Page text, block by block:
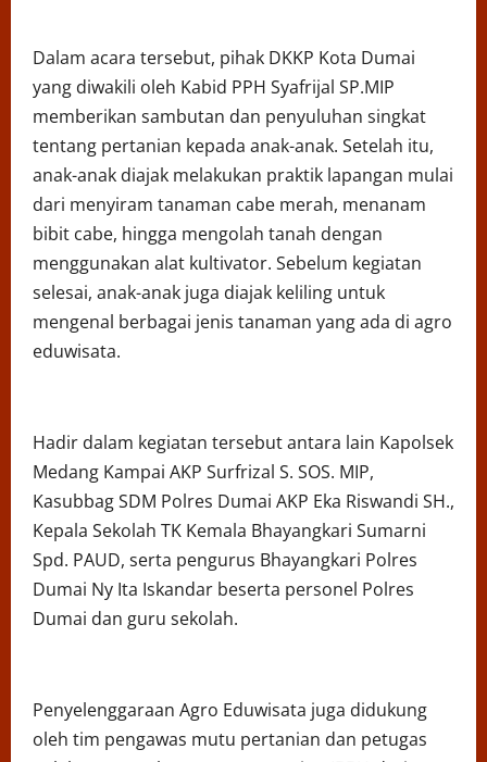
Dalam acara tersebut, pihak DKKP Kota Dumai
yang diwakili oleh Kabid PPH Syafrijal SP.MIP
memberikan sambutan dan penyuluhan singkat
tentang pertanian kepada anak-anak. Setelah itu,
anak-anak diajak melakukan praktik lapangan mulai
dari menyiram tanaman cabe merah, menanam
bibit cabe, hingga mengolah tanah dengan
menggunakan alat kultivator. Sebelum kegiatan
selesai, anak-anak juga diajak keliling untuk
mengenal berbagai jenis tanaman yang ada di agro
eduwisata.
Hadir dalam kegiatan tersebut antara lain Kapolsek
Medang Kampai AKP Surfrizal S. SOS. MIP,
Kasubbag SDM Polres Dumai AKP Eka Riswandi SH.,
Kepala Sekolah TK Kemala Bhayangkari Sumarni
Spd. PAUD, serta pengurus Bhayangkari Polres
Dumai Ny Ita Iskandar beserta personel Polres
Dumai dan guru sekolah.
Penyelenggaraan Agro Eduwisata juga didukung
oleh tim pengawas mutu pertanian dan petugas